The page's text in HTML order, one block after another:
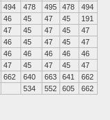
494 478 495 478
494
46 45 47 45
191
47 45 47 45
47
46 45 47 45
47
46 46 46 46
46
47 45 47 45
47
662 640 663 641
662
534 552 605 662